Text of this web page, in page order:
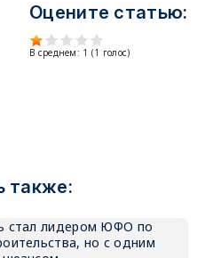
Оцените статью:
В среднем: 1 (1 голос)
также:
стал лидером ЮФО по
но с одним